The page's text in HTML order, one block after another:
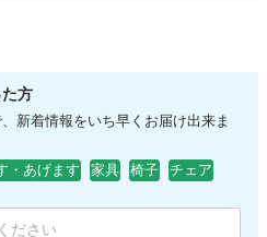
方
新着情報をいち早くお届け出来ま
・あげます 家具 椅子 チェア